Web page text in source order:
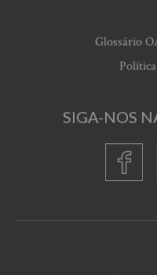
Glossário
SIGA-NOS